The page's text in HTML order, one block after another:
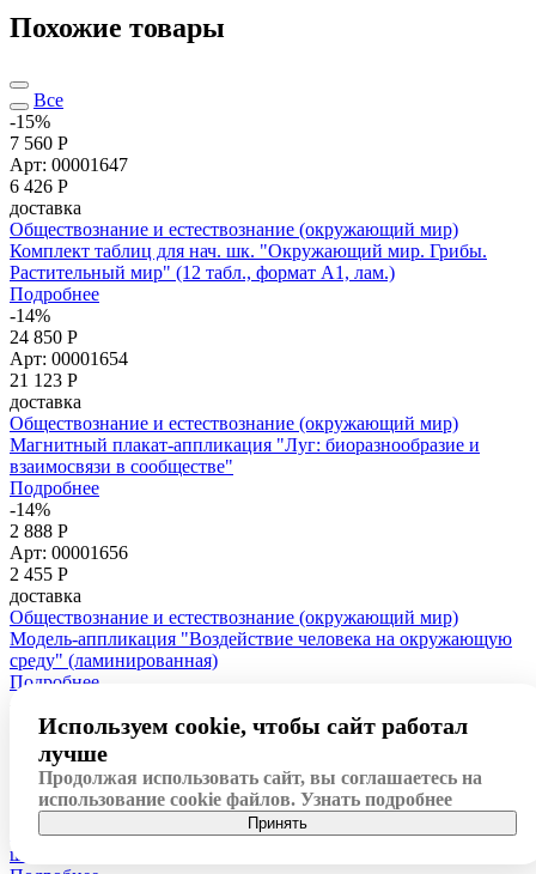
Похожие товары
Все
-15%
7 560 Р
Арт: 00001647
6 426 Р
доставка
Обществознание и естествознание (окружающий мир)
Комплект таблиц для нач. шк. "Окружающий мир. Грибы.
Растительный мир" (12 табл., формат А1, лам.)
Подробнее
-14%
24 850 Р
Арт: 00001654
21 123 Р
доставка
Обществознание и естествознание (окружающий мир)
Магнитный плакат-аппликация "Луг: биоразнообразие и
взаимосвязи в сообществе"
Подробнее
-14%
2 888 Р
Арт: 00001656
2 455 Р
доставка
Обществознание и естествознание (окружающий мир)
Модель-аппликация "Воздействие человека на окружающую
среду" (ламинированная)
Подробнее
2 660 Р
Арт: 00001675
2 261Р
доставка
Обществознание и естествознание (окружающий мир)
Таблицы демонстрационные "Безопасное поведение
школьника" (нач. шк.)
Используем cookie, чтобы сайт работал
лучше
Продолжая использовать сайт, вы соглашаетесь на
использование cookie файлов. Узнать подробнее
Принять